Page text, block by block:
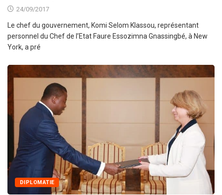
24/09/2017
Le chef du gouvernement, Komi Selom Klassou, représentant
personnel du Chef de l’Etat Faure Essozimna Gnassingbé, à New
York, a pré
DIPLOMATIE